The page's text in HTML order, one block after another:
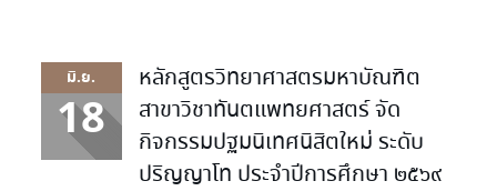
มิ.ย.
18
หลักสูตรวิทยาศาสตรมหาบัณฑิต
สาขาวิชาทันตแพทยศาสตร์ จัด
กิจกรรมปฐมนิเทศนิสิตใหม่ ระดับ
ปริญญาโท ประจำปีการศึกษา ๒๕๖๙